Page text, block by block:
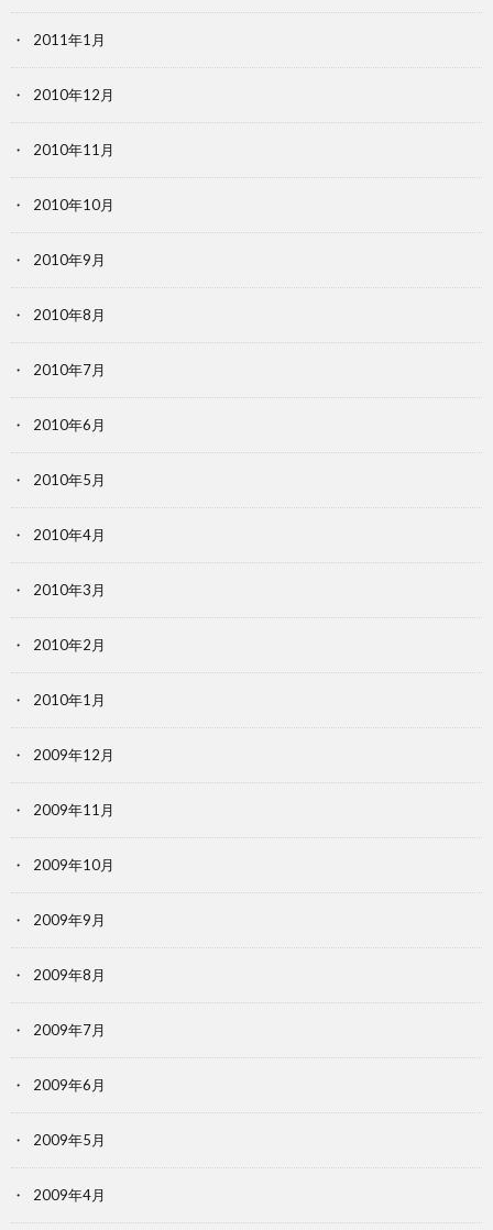
2011年1月
2010年12月
2010年11月
2010年10月
2010年9月
2010年8月
2010年7月
2010年6月
2010年5月
2010年4月
2010年3月
2010年2月
2010年1月
2009年12月
2009年11月
2009年10月
2009年9月
2009年8月
2009年7月
2009年6月
2009年5月
2009年4月